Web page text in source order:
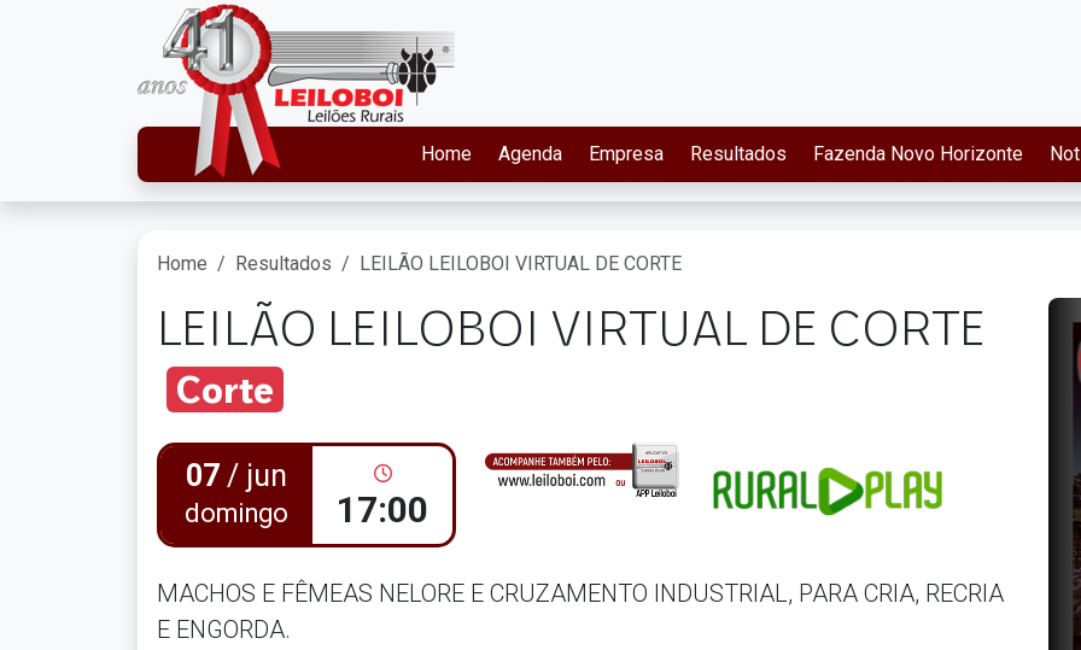
Home Agenda Empresa Resultados Fazenda Novo Horizonte
Home Resultados LEILÃO LEILOBOI VIRTUAL DE CORTE
LEILÃO LEILOBOI VIRTUAL DE CORTE
Corte
07 / jun
domingo 17:00
MACHOS E FÊMEAS NELORE E CRUZAMENTO INDUSTRIAL, PARA CRIA, RECRIA
E ENGORDA.